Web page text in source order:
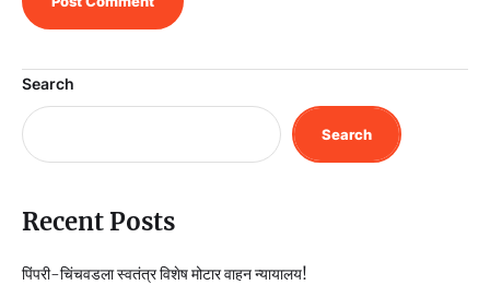
Search
Search
Recent Posts
पिंपरी-चिंचवडला स्वतंत्र विशेष मोटार वाहन न्यायालय!